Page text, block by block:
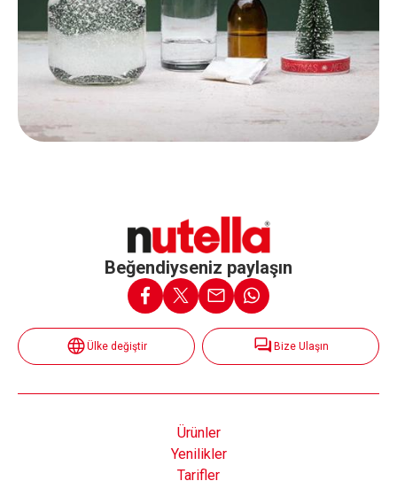
Beğendiyseniz paylaşın
Ülke değiştir Bize Ulaşın
Ürünler
Yenilikler
Tarifler